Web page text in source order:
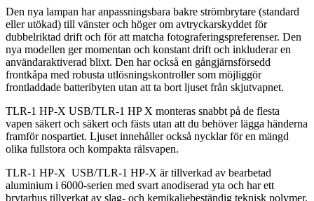
Den nya lampan har anpassningsbara bakre strömbrytare (standard
eller utökad) till vänster och höger om avtryckarskyddet för
dubbelriktad drift och för att matcha fotograferingspreferenser. Den
nya modellen ger momentan och konstant drift och inkluderar en
användaraktiverad blixt. Den har också en gångjärnsförsedd
frontkåpa med robusta utlösningskontroller som möjliggör
frontladdade batteribyten utan att ta bort ljuset från skjutvapnet.
TLR-1 HP-X USB/TLR-1 HP X monteras snabbt på de flesta
vapen säkert och säkert och fästs utan att du behöver lägga händerna
framför nospartiet. Ljuset innehåller också nycklar för en mängd
olika fullstora och kompakta rälsvapen.
TLR-1 HP-X USB/TLR-1 HP-X är tillverkad av bearbetad
aluminium i 6000-serien med svart anodiserad yta och har ett
brytarhus tillverkat av slag- och kemikaliebeständig teknisk polymer.